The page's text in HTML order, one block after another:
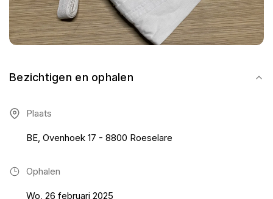
Bezichtigen en ophalen
Plaats
BE, Ovenhoek 17 - 8800 Roeselare
Ophalen
Wo, 26 februari 2025